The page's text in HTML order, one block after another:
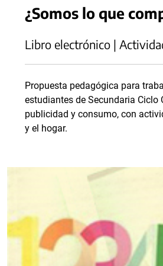
¿Somos lo que
Libro electrónico |
Propuesta pedagógica para
estudiantes de Secundaria Ciclo
publicidad y consumo, con
y el hogar.